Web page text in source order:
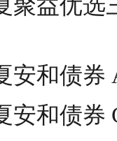
聚益优
安和债券
安和债券